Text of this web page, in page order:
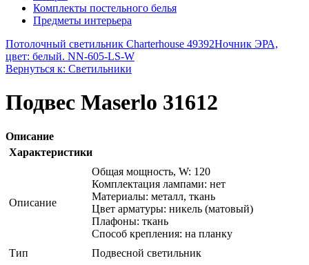
Комплекты постельного белья
Предметы интерьера
Потолочный светильник Charterhouse 49392Ночник ЭРА,
цвет: белый. NN-605-LS-W
Вернуться к: Светильники
Подвес Maserlo 31612
Описание
Характеристики
Описание
Общая мощность, W: 120
Комплектация лампами: нет
Материалы: металл, ткань
Цвет арматуры: никель (матовый)
Плафоны: ткань
Способ крепления: на планку
Тип
Подвесной светильник